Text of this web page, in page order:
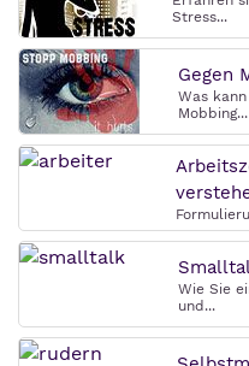
Stress...
Gegen
Was
Mobbing...
Wie Sie
und...